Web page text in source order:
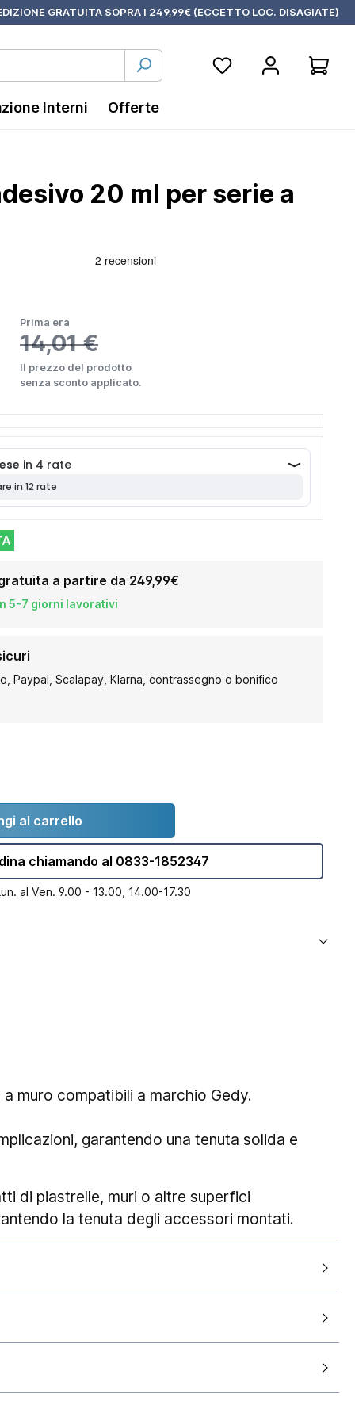
GRATUITA SOPRA I 249,99€ (ECCETTO LOC. DISAGIATE)
Interni Offerte
20 ml per serie a
Prima era
14,01 €
Il prezzo del prodotto
senza sconto applicato.
a partire da 249,99€
5-7 giorni lavorativi
Paypal, Scalapay, Klarna, contrassegno o bonifico
al carrello
chiamando al 0833-1852347
al Ven. 9.00 - 13.00, 14.00-17.30
muro compatibili a marchio Gedy.
garantendo una tenuta solida e
di piastrelle, muri o altre superfici
la tenuta degli accessori montati.
merci sul territorio nazionale in particolari